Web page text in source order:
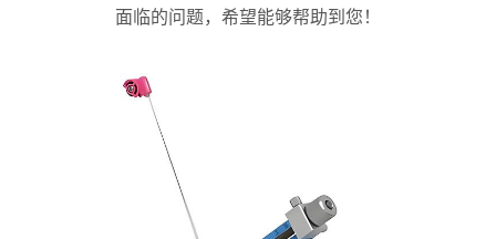
面临的问题，希望能够帮助到您！